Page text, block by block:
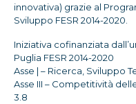
innovativa) grazie al
Sviluppo FESR 2014-2020.
Iniziativa cofinanziata
Puglia FESR 2014-2020
Asse | – Ricerca, Sviluppo
Asse III – Competitività
3.8